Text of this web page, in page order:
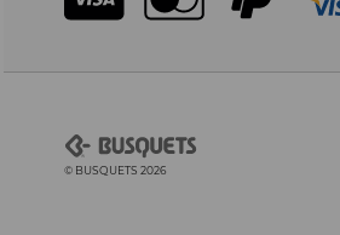
© BUSQUETS 2026